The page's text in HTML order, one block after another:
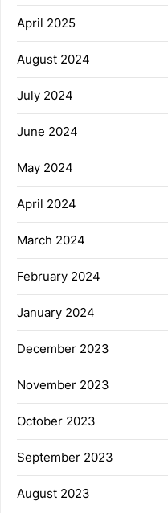
April 2025
August 2024
July 2024
June 2024
May 2024
April 2024
March 2024
February 2024
January 2024
December 2023
November 2023
October 2023
September 2023
August 2023